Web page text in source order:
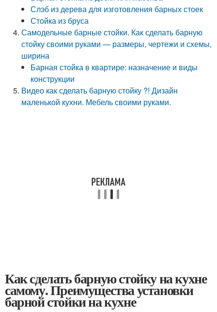
Слэб из дерева для изготовления барных стоек
Стойка из бруса
Самодельные барные стойки. Как сделать барную
стойку своими руками — размеры, чертежи и схемы,
ширина
Барная стойка в квартире: назначение и виды
конструкции
Видео как сделать барную стойку ?! Дизайн
маленькой кухни. Мебель своими руками.
Как сделать барную стойку на кухне
самому. Преимущества установки
барной стойки на кухне